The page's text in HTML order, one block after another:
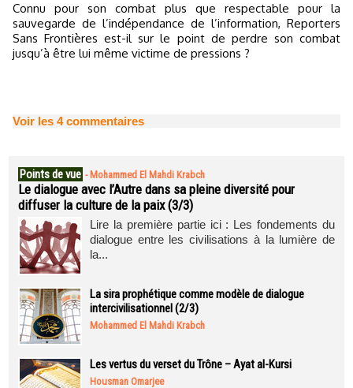
Connu pour son combat plus que respectable pour la
sauvegarde de l’indépendance de l’information, Reporters
Sans Frontières est-il sur le point de perdre son combat
jusqu’à être lui même victime de pressions ?
Voir les 4commentaires
Points de vue - Mohammed El Mahdi Krabch
Le dialogue avec l’Autre dans sa pleine diversité pour
diffuser la culture de la paix (3/3)
Lire la première partie ici : Les fondements du
dialogue entre les civilisations à la lumière de
la...
La sira prophétique comme modèle de dialogue
intercivilisationnel (2/3)
Mohammed El Mahdi Krabch
Les vertus du verset du Trône – Ayat al-Kursi
Housman Omarjee